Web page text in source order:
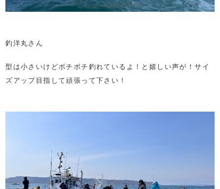
釣洋丸さん
型は小さいけどボチボチ釣れているよ！と嬉しい声が！サイ
ズアップ目指して頑張って下さい！